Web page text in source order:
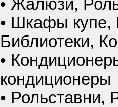
• Жалюзи,
• Шкафы купе,
Библиотеки,
•
кондиционеры
• Рольставни,